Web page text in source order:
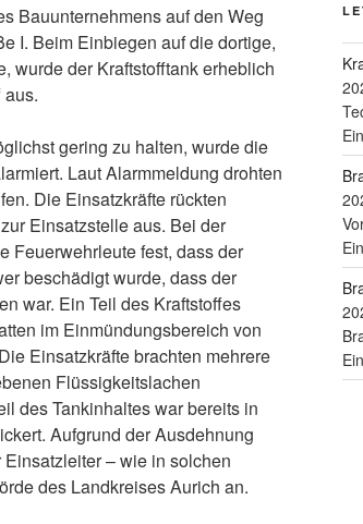
Bauunternehmens auf den Weg
I. Beim Einbiegen auf die dortige,
wurde der Kraftstofftank erheblich
gering zu halten, wurde die
Laut Alarmmeldung drohten
Die Einsatzkräfte rückten
Einsatzstelle aus. Bei der
Feuerwehrleute fest, dass der
beschädigt wurde, dass der
war. Ein Teil des Kraftstoffes
im Einmündungsbereich von
Einsatzkräfte brachten mehrere
Flüssigkeitslachen
des Tankinhaltes war bereits in
Aufgrund der Ausdehnung
– wie in solchen
des Landkreises Aurich an.